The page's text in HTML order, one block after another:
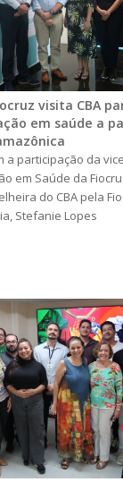
visita CBA
em saúde a
a participação da
em Saúde da
do CBA pela
Stefanie Lopes